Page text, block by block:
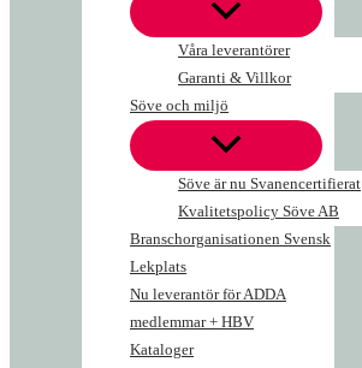
Våra leverantörer
Garanti & Villkor
Söve och miljö
Söve är nu Svanencertifierat
Kvalitetspolicy Söve AB
Branschorganisationen Svensk
Lekplats
Nu leverantör för ADDA
medlemmar + HBV
Kataloger